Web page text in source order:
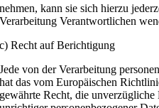
nehmen, kann sie sich hierzu
Verarbeitung Verantwortlichen
c) Recht auf Berichtigung
Jede von der Verarbeitung
hat das vom Europäischen
gewährte Recht, die